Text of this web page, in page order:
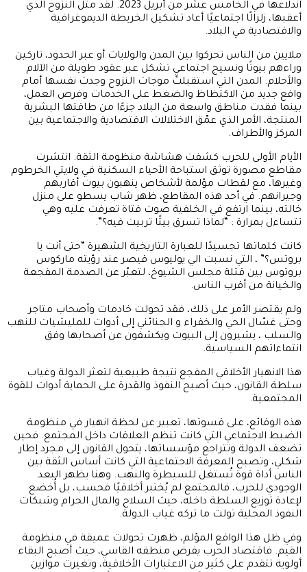
اندلاعها في الخامس عشر من أبريل 2023. لقد مثل النزوح الذي
أعقبها، زلزالًا اجتماعيًا أعاد تشكيل الخريطة الديموغرافية
والاقتصادية في البلاد.
ملايين من الناس تحركوا بين المدن والولايات أو عبر الحدود، تاركين
وراءهم بيوتًا ونسيج اجتماعيٍ تشكل عبر عقود طويلة من الآلام
والأحلام. المدن التي استقبلت موجات النزوح وجدت نفسها أمام
واقع جديد من الاكتظاظ والضغط على الخدمات وفرص العمل،
بينما فقدت مناطق واسعة من البلاد جزءًا من طاقتها البشرية
المنتجة، الأمر الذي عمّق الاختلالات الاقتصادية والاجتماعية بين
المركز والأطراف.
الأيام الأولى للحرب كشفت هشاشة منظومة الثقة. انتشرت
مقاطع مصورة توثق استباحة الأحياء السكنية في ولايتي الخرطوم
وغيرها، مع لقطات مؤلمة لأشخاص ينهبون بيوت أقاربهم
وجيرانهم. في أحد هذه المقاطع، ظهر شاب يسطو على منزل
خالته، بينما ارتفع في الخلفية صوت فتاة تعرفت عليه وهي
تتساءل بمرارة : “لماذا تسرق بيتًا تربيت فيه؟”.
كانت كلماتها تجسيدًا للعبارة التاريخية الشهيرة “حتى أنت يا
بروتس؟” ، التي نسبت الي يوليوس قيصر عند رؤيته ماركوس
بروتوس بين قتلة مجلس الشيوخ، لتعبّر عن الصدمة المفجعة
والخيانة من أقرب الناس.
ولم يقتصر الأمر على ذلك، فقد تحولت خادمات وأصحاب متاجر
وحتى غسّال الحي والخفراء و الجنائني إلى أدوات للمليشيات للنهب
والسلب ، يشيرون إلى البيوت ويكشفون عن أصحابها وفق
انتماءاتهم السياسية.
هذا الانهيار الأخلاقي المفجع نتيجة طبيعية لتعثر الدولة وغياب
سلطة القانون، حيث أصبح النفوذ والقدرة على الحماية أدوات للقوة
المجتمعية.
هذه الوقائع، على قسوتها، تعبير عن لحظة انهيار في منظومة
الضبط الاجتماعي التي كانت تنظم العلاقات داخل المجتمع. فحين
تضعف الدولة وتتراجع مؤسساتها، يتحول القانون إلى مجرد إطار
شكلي، وتصبح المعرفة الاجتماعية التي كانت أساس الثقة بين
الناس أداة قوة تُستغل للسيطرة والنهب. وهنا يظهر البعد
الوجودي للحرب، فالمجتمع لم يُختبر أخلاقيًا فحسب، بل أُخضع
لإعادة توزيع السلطة داخله، حيث السلاح والمال الحرام وشبكات
النفوذ المحلية تولت ما تركه غياب الدولة.
وفي ظل هذا الواقع المؤلم، ظهرت تحولات عميقة في منظومة
القيم. فاقتصاد الحرب يفرض منطقه القاسي، حيث أصبح البقاء
أولوية تتقدم على كثير من الاعتبارات الأخلاقية، وتغيرت موازين